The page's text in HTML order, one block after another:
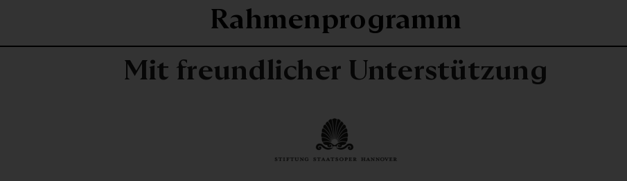
Rahmenprogramm
Mit freundlicher Unterstützung